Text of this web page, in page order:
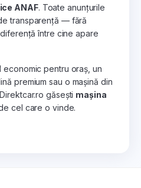
ANAF. Toate anunțurile
transparență — fără
între cine apare
pentru oraș, un
premium sau o mașină din
găsești mașina
cel care o vinde.